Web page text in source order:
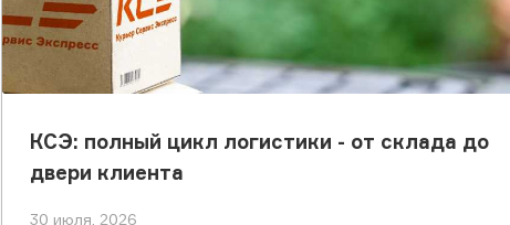
КСЭ: полный цикл логистики - от склада до
двери клиента
30 июля, 2026